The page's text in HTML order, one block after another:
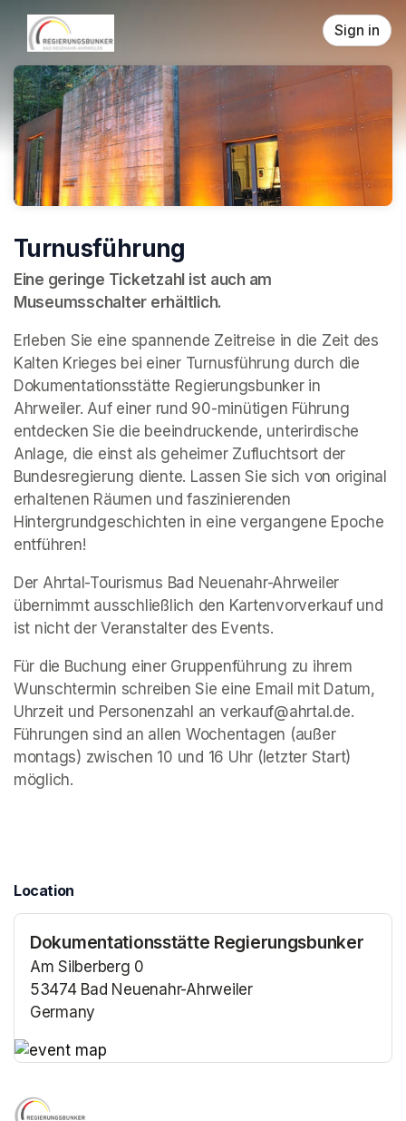
Skip header
Sign in
Turnusführung
Eine geringe Ticketzahl ist auch am
Museumsschalter erhältlich.
Erleben Sie eine spannende Zeitreise in die Zeit des
Kalten Krieges bei einer Turnusführung durch die
Dokumentationsstätte Regierungsbunker in
Ahrweiler. Auf einer rund 90-minütigen Führung
entdecken Sie die beeindruckende, unterirdische
Anlage, die einst als geheimer Zufluchtsort der
Bundesregierung diente. Lassen Sie sich von original
erhaltenen Räumen und faszinierenden
Hintergrundgeschichten in eine vergangene Epoche
entführen!
Der Ahrtal-Tourismus Bad Neuenahr-Ahrweiler
übernimmt ausschließlich den Kartenvorverkauf und
ist nicht der Veranstalter des Events.
Für die Buchung einer Gruppenführung zu ihrem
Wunschtermin schreiben Sie eine Email mit Datum,
Uhrzeit und Personenzahl an verkauf@ahrtal.de.
Führungen sind an allen Wochentagen (außer
montags) zwischen 10 und 16 Uhr (letzter Start)
möglich.
Location
Dokumentationsstätte Regierungsbunker
Am Silberberg 0
53474 Bad Neuenahr-Ahrweiler
Germany